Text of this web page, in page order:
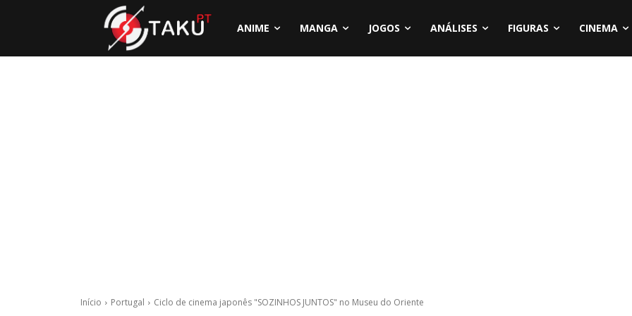
ANIME MANGA JOGOS ANÁLISES FIGURAS CINEMA
Início Portugal Ciclo de cinema japonês "SOZINHOS JUNTOS" no Museu do Oriente